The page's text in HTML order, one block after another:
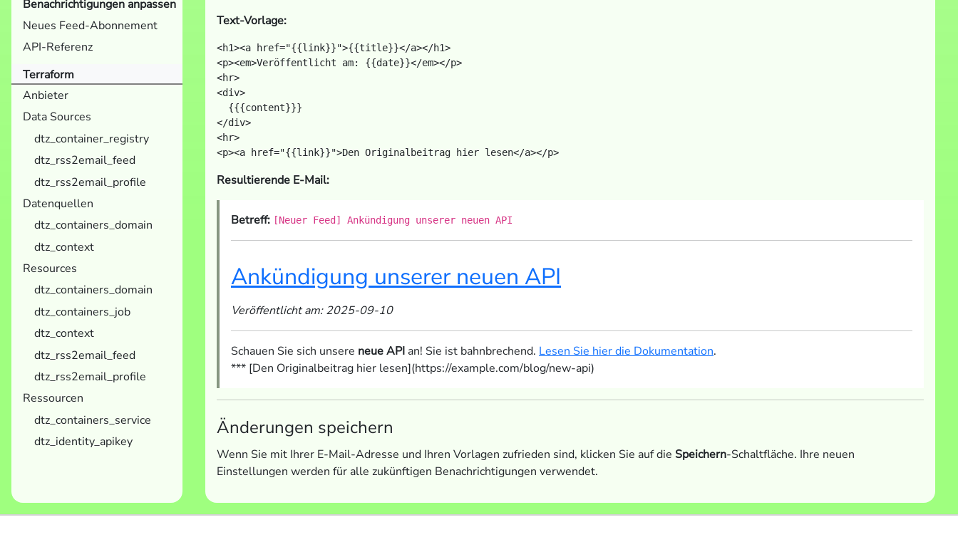
Benachrichtigungen anpassen
Neues Feed-Abonnement
API-Referenz
Terraform
Anbieter
Data Sources
dtz_container_registry
dtz_rss2email_feed
dtz_rss2email_profile
Datenquellen
dtz_containers_domain
dtz_context
Resources
dtz_containers_domain
dtz_containers_job
dtz_context
dtz_rss2email_feed
dtz_rss2email_profile
Ressourcen
dtz_containers_service
dtz_identity_apikey
Text-Vorlage:
<h1><a href="{{link}}">{{title}}</a></h1>
<p><em>Veröffentlicht am: {{date}}</em></p>
<hr>
<div>
  {{{content}}}
</div>
<hr>
Resultierende E-Mail:
Betreff: [Neuer Feed] Ankündigung unserer neuen API
Ankündigung unserer neuen API
Veröffentlicht am: 2025-09-10
Schauen Sie sich unsere neue API an! Sie ist bahnbrechend. Lesen Sie hier die Dokumentation.
*** [Den Originalbeitrag hier lesen](https://example.com/blog/new-api)
Änderungen speichern
Wenn Sie mit Ihrer E-Mail-Adresse und Ihren Vorlagen zufrieden sind, klicken Sie auf die Speichern-Schaltfläche. Ihre neuen
Einstellungen werden für alle zukünftigen Benachrichtigungen verwendet.